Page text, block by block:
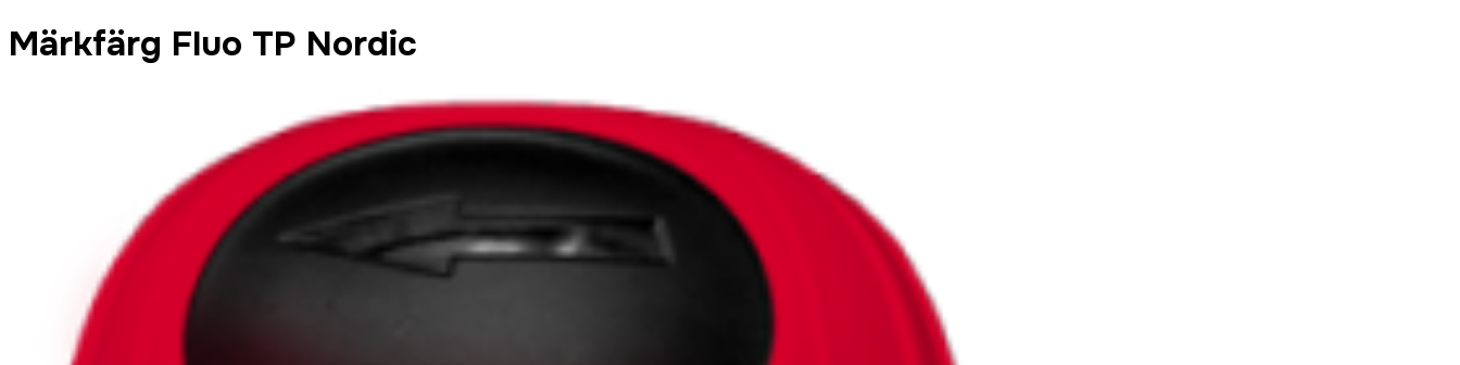
Märkfärg Fluo TP Nordic